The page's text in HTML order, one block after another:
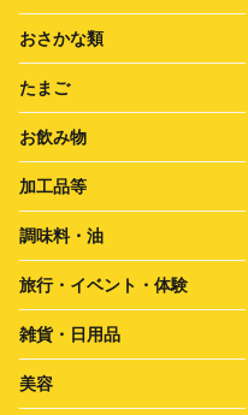
おさかな類
たまご
お飲み物
加工品等
調味料・油
旅行・イベント・体験
雑貨・日用品
美容